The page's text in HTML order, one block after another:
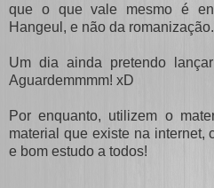
que o que vale mesmo é
Hangeul, e não da romanização.
Um dia ainda pretendo
Aguardemmmm! xD
Por enquanto, utilizem o
material que existe na internet,
e bom estudo a todos!